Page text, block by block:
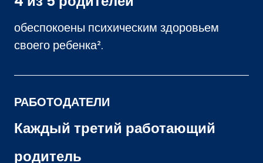
обеспокоены психическим здоровьем
своего ребенка².
РАБОТОДАТЕЛИ
Каждый третий работающий
родитель